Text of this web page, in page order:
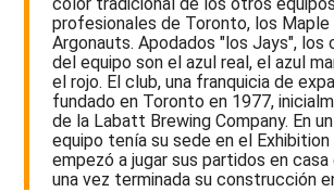
profesionales de Toronto, los
Argonauts. Apodados "los Jays", los
del equipo son el azul real, el azul
el rojo. El club, una franquicia de
fundado en Toronto en 1977,
de la Labatt Brewing Company. En
equipo tenía su sede en el
empezó a jugar sus partidos en
una vez terminada su construcción